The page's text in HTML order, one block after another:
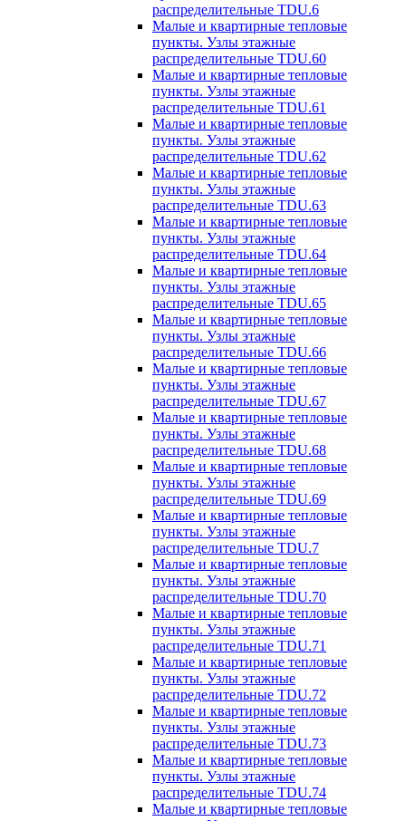
распределительные TDU.6
Малые и квартирные тепловые
пункты. Узлы этажные
распределительные TDU.60
Малые и квартирные тепловые
пункты. Узлы этажные
распределительные TDU.61
Малые и квартирные тепловые
пункты. Узлы этажные
распределительные TDU.62
Малые и квартирные тепловые
пункты. Узлы этажные
распределительные TDU.63
Малые и квартирные тепловые
пункты. Узлы этажные
распределительные TDU.64
Малые и квартирные тепловые
пункты. Узлы этажные
распределительные TDU.65
Малые и квартирные тепловые
пункты. Узлы этажные
распределительные TDU.66
Малые и квартирные тепловые
пункты. Узлы этажные
распределительные TDU.67
Малые и квартирные тепловые
пункты. Узлы этажные
распределительные TDU.68
Малые и квартирные тепловые
пункты. Узлы этажные
распределительные TDU.69
Малые и квартирные тепловые
пункты. Узлы этажные
распределительные TDU.7
Малые и квартирные тепловые
пункты. Узлы этажные
распределительные TDU.70
Малые и квартирные тепловые
пункты. Узлы этажные
распределительные TDU.71
Малые и квартирные тепловые
пункты. Узлы этажные
распределительные TDU.72
Малые и квартирные тепловые
пункты. Узлы этажные
распределительные TDU.73
Малые и квартирные тепловые
пункты. Узлы этажные
распределительные TDU.74
Малые и квартирные тепловые